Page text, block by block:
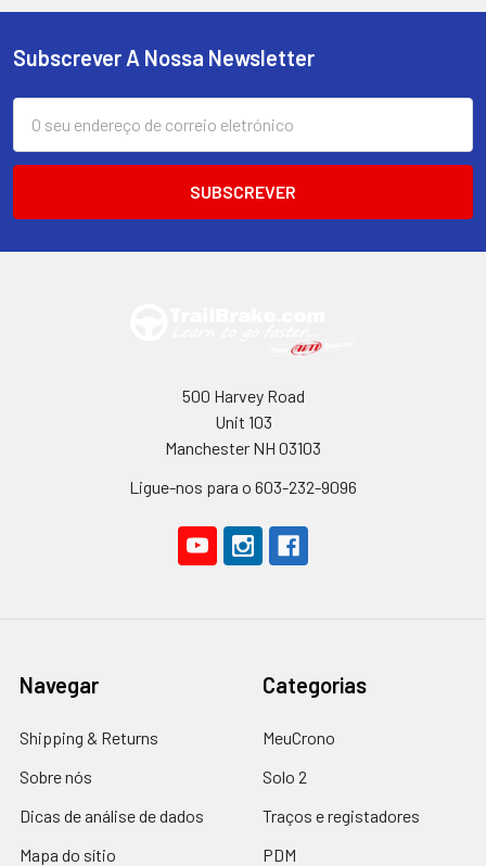
Rodapé
Subscrever A Nossa Newsletter
correio
500 Harvey Road
Unit 103
Manchester NH 03103
Ligue-nos para o 603-232-9096
Navegar
Shipping & Returns
Sobre nós
Dicas de análise de dados
Mapa do sítio
Categorias
MeuCrono
Solo 2
Traços e registadores
PDM